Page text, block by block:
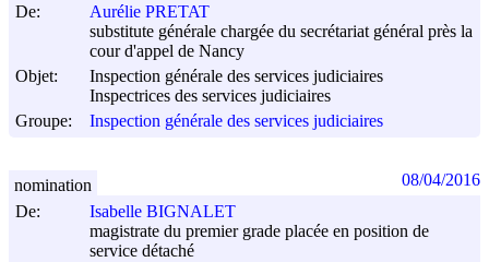
De:
Aurélie PRETAT
substitute générale chargée du secrétariat général près la
cour d'appel de Nancy
Objet:
Inspection générale des services judiciaires
Inspectrices des services judiciaires
Groupe:
Inspection générale des services judiciaires
De:
Isabelle BIGNALET
magistrate du premier grade placée en position de
service détaché
nomination 08/04/2016